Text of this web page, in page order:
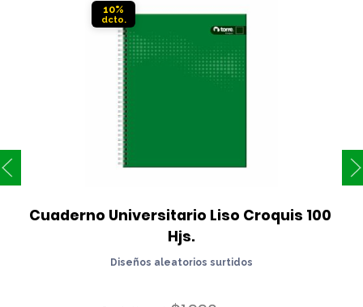
10%
Cuaderno Universitario Liso Croquis 100
Hjs.
Diseños aleatorios surtidos